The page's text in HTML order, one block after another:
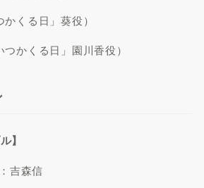
くる日」葵役）
かくる日」園川香役）
】
吉森信